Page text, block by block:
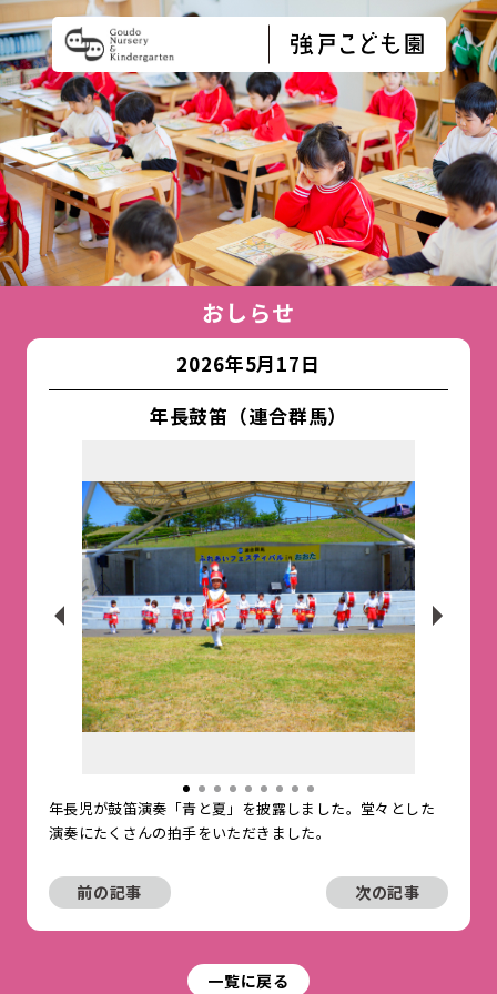
おしらせ
2026年5月17日
年長鼓笛（連合群馬）
年長児が鼓笛演奏「青と夏」を披露しました。堂々とした
演奏にたくさんの拍手をいただきました。
前の記事 次の記事
一覧に戻る